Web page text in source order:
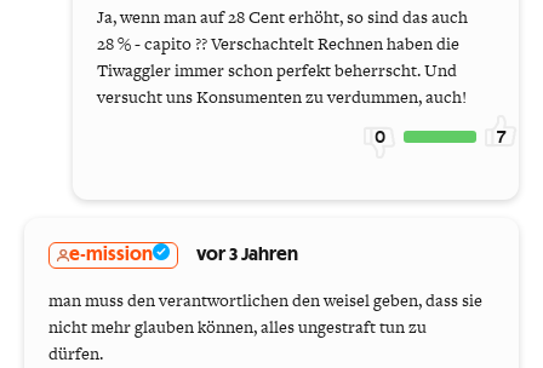
Ja, wenn man auf 28 Cent erhöht, so sind das auch
28 % - capito ?? Verschachtelt Rechnen haben die
Tiwaggler immer schon perfekt beherrscht. Und
versucht uns Konsumenten zu verdummen, auch!
0 7
e-mission vor 3 Jahren
man muss den verantwortlichen den weisel geben, dass sie
nicht mehr glauben können, alles ungestraft tun zu
dürfen.